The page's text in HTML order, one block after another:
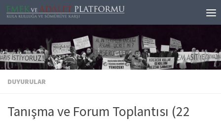
Skip to content
DUYURULAR
Tanışma ve Forum Toplantısı (22